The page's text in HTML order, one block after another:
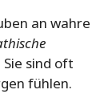
an wahre
sind oft
fühlen.